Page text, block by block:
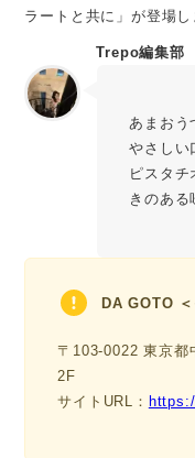
ラートと共に」が登場
Trepo編集部
あまおう
やさしい
ピスタチ
きのあ
DA GOTO
〒103-0022 東京都
2F
サイトURL：